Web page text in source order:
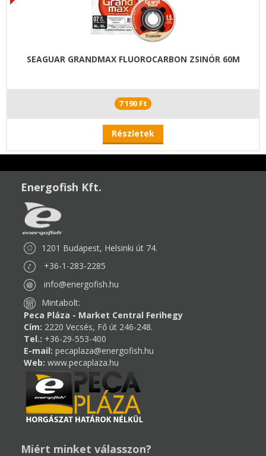
SEAGUAR GRANDMAX FLUOROCARBON ZSINÓR 60M
7 190 Ft
Részletek
Energofish Kft.
1201 Budapest, Helsinki út 74.
+36-1-283-2285
info@energofish.hu
Mintabolt:
Peca Pláza - Market Central Ferihegy
Cím: 2220 Vecsés, Fő út 246-248.
Tel.: +36-29-553-400
E-mail: pecaplaza@energofish.hu
Web: www.pecaplaza.hu
Miért minket válasszon?